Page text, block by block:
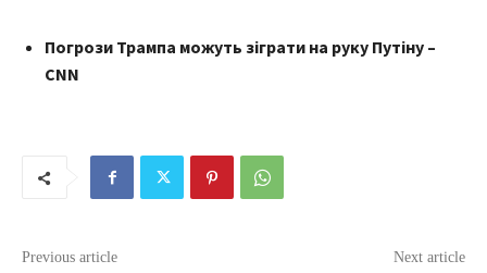
Погрози Трампа можуть зіграти на руку Путіну –
CNN
Previous article Next article